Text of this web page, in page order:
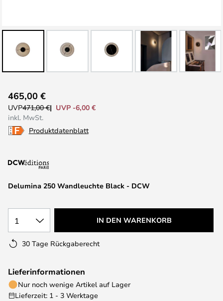
Anfang
der
Bildgalerie
springen
Delumina 250 Wandleuchte Black - DCW
465,00 €
UVP471,00 €
UVP -6,00 €
inkl. MwSt.
Produktdatenblatt
1 IN DEN WARENKORB
30 Tage Rückgaberecht
Lieferinformationen
Nur noch wenige Artikel auf Lager
Lieferzeit: 1 - 3 Werktage